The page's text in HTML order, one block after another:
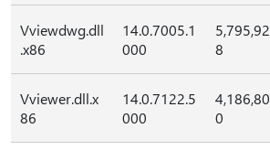
Vviewdwg.dll
.x86
14.0.7005.1
000
5,795,92
8
Vviewer.dll.x
86
14.0.7122.5
000
4,186,80
0